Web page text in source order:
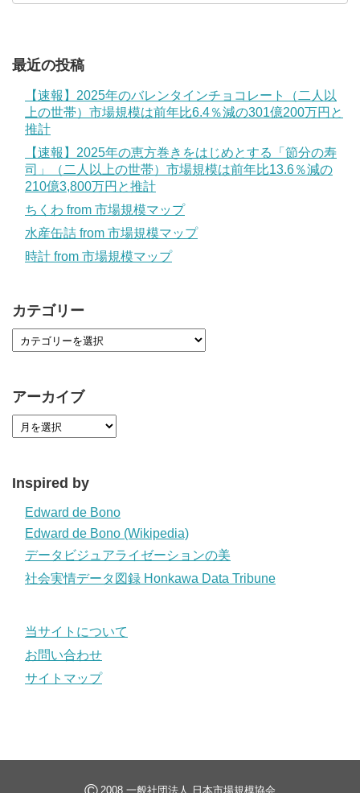
最近の投稿
【速報】2025年のバレンタインチョコレート（二人以
上の世帯）市場規模は前年比6.4％減の301億200万円と
推計
【速報】2025年の恵方巻きをはじめとする「節分の寿
司」（二人以上の世帯）市場規模は前年比13.6％減の
210億3,800万円と推計
ちくわ from 市場規模マップ
水産缶詰 from 市場規模マップ
時計 from 市場規模マップ
カテゴリー
アーカイブ
Inspired by
Edward de Bono
Edward de Bono (Wikipedia)
データビジュアライゼーションの美
社会実情データ図録 Honkawa Data Tribune
当サイトについて
お問い合わせ
サイトマップ
2008 一般社団法人 日本市場規模協会